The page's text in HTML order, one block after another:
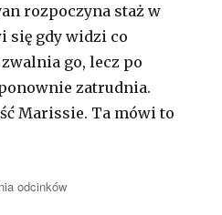
rozpoczyna staż w
się gdy widzi co
go, lecz po
zatrudnia.
Marissie. Ta mówi to
odcinków